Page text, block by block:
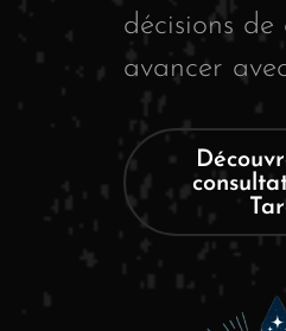
décisions
avancer